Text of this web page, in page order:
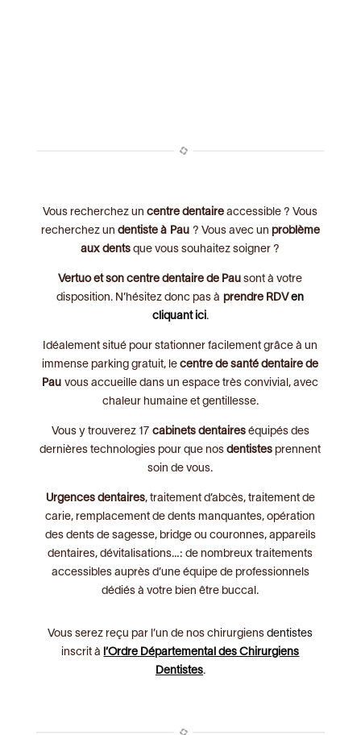
Vous recherchez uncentre dentaire accessible ? Vous
recherchez un dentiste à Pau? Vous avec un problème
aux dents que vous souhaitez soigner ?
Vertuo et son centre dentaire de Pau sont à votre
disposition. N’hésitez donc pas à prendre RDVen
cliquant ici.
Idéalement situé pour stationner facilement grâce à un
immense parking gratuit, lecentre de santé dentaire de
Pau vous accueille dans un espace très convivial, avec
chaleur humaine et gentillesse.
Vous y trouverez 17cabinets dentaireséquipés des
dernières technologies pour que nos dentistes prennent
soin de vous.
Urgences dentaires, traitement d’abcès, traitement de
carie, remplacement de dents manquantes, opération
des dents de sagesse, bridge ou couronnes, appareils
dentaires, dévitalisations…: de nombreux traitements
accessibles auprès d’une équipe de professionnels
dédiés à votre bien être buccal.
Vous serez reçu par l’un de nos chirurgiensdentistes
inscrit à l’Ordre Départemental des Chirurgiens
Dentistes.